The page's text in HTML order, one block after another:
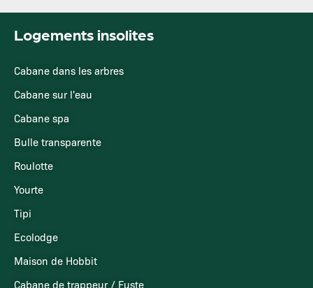
Logements insolites
Cabane dans les arbres
Cabane sur l'eau
Cabane spa
Bulle transparente
Roulotte
Yourte
Tipi
Ecolodge
Maison de Hobbit
Cabane de trappeur / Fuste